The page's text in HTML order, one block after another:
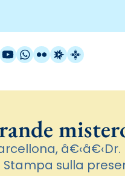
Twitter
YouTube
WhatsApp
FlickrRadio Estel
â€‹â€‹Dr.
sulla